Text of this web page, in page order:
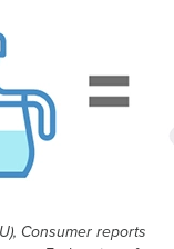
Consumer reports